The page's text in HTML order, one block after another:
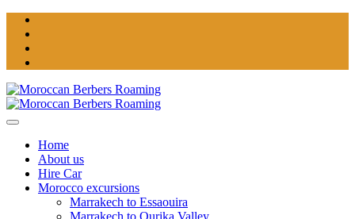
Home
About us
Hire Car
Morocco excursions
Marrakech to Essaouira
Marrakech to Ourika Valley